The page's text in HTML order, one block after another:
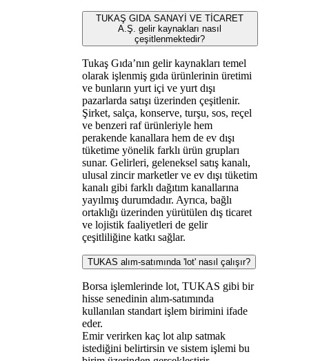
TUKAŞ GIDA SANAYİ VE TİCARET
A.Ş. gelir kaynakları nasıl
çeşitlenmektedir?
Tukaş Gıda’nın gelir kaynakları temel
olarak işlenmiş gıda ürünlerinin üretimi
ve bunların yurt içi ve yurt dışı
pazarlarda satışı üzerinden çeşitlenir.
Şirket, salça, konserve, turşu, sos, reçel
ve benzeri raf ürünleriyle hem
perakende kanallara hem de ev dışı
tüketime yönelik farklı ürün grupları
sunar. Gelirleri, geleneksel satış kanalı,
ulusal zincir marketler ve ev dışı tüketim
kanalı gibi farklı dağıtım kanallarına
yayılmış durumdadır. Ayrıca, bağlı
ortaklığı üzerinden yürütülen dış ticaret
ve lojistik faaliyetleri de gelir
çeşitliliğine katkı sağlar.
TUKAS alım-satımında 'lot' nasıl çalışır?
Borsa işlemlerinde lot, TUKAS gibi bir
hisse senedinin alım-satımında
kullanılan standart işlem birimini ifade
eder.
Emir verirken kaç lot alıp satmak
istediğini belirtirsin ve sistem işlemi bu